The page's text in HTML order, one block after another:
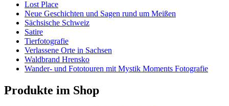
Lost Place
Neue Geschichten und Sagen rund um Meißen
Sächsische Schweiz
Satire
Tierfotografie
Verlassene Orte in Sachsen
Waldbrand Hrensko
Wander- und Fototouren mit Mystik Moments Fotografie
Produkte im Shop